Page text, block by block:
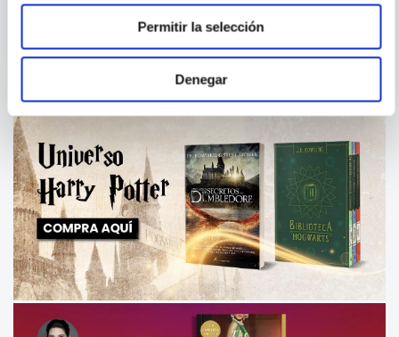
Permitir la selección
Denegar
TÓXICAS